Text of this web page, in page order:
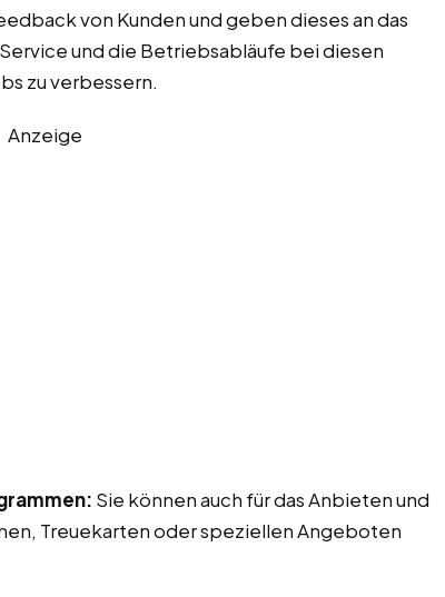
von Kunden und geben dieses an das
und die Betriebsabläufe bei diesen
zu verbessern.
Anzeige
Sie können auch für das Anbieten und
Treuekarten oder speziellen Angeboten